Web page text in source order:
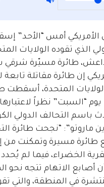
الأمريكي أمس “الأحد”
الذي تقوده الولايات
طائرة مسيّرة شرقي
إن طائرة مقاتلة تابعة
المتحدة، أسقطت
“السبت” نظراً
باسم التحالف الدولي
ماروتو”: “نجحت طائرة
طائرة مسيرة وتمكنت من
الخضراء، فيما لم
أن أصابع الاتهام تتجه نحو
في المنطقة،